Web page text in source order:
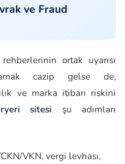
ve Fraud
ortak uyarısı
cazip gelse de,
ve marka itibarı riskini
sitesi şu adımları
VKN, vergi levhası,